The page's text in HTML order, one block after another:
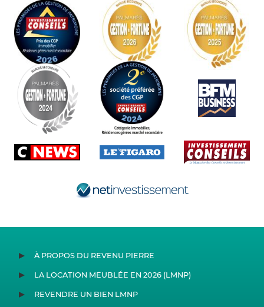
À PROPOS DU REVENU PIERRE
LA LOCATION MEUBLÉE EN 2026 (LMNP)
REVENDRE UN BIEN LMNP